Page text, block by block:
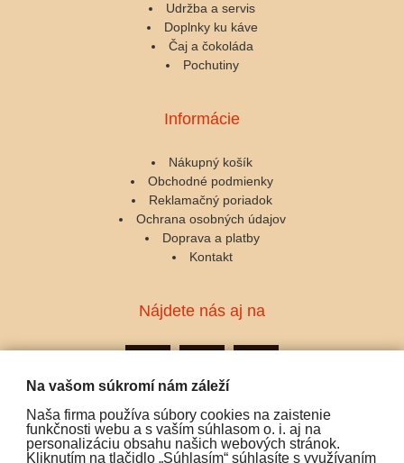
Na vašom súkromí nám záleží
Naša firma používa súbory cookies na zaistenie
funkčnosti webu a s vaším súhlasom o. i. aj na
personalizáciu obsahu našich webových stránok.
Kliknutím na tlačidlo „Súhlasím“ súhlasíte s využívaním
Udržba a servis
Doplnky ku káve
Čaj a čokoláda
Pochutiny
Informácie
Nákupný košík
Obchodné podmienky
Reklamačný poriadok
Ochrana osobných údajov
Doprava a platby
Kontakt
Nájdete nás aj na
Podporujeme platby: